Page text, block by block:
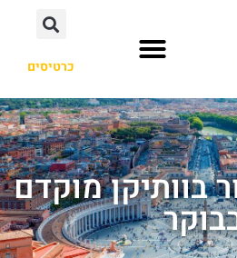
כרטיסים
בוותיקן מוקדם